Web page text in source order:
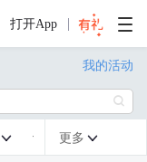
打开App
我的活动

 更多 